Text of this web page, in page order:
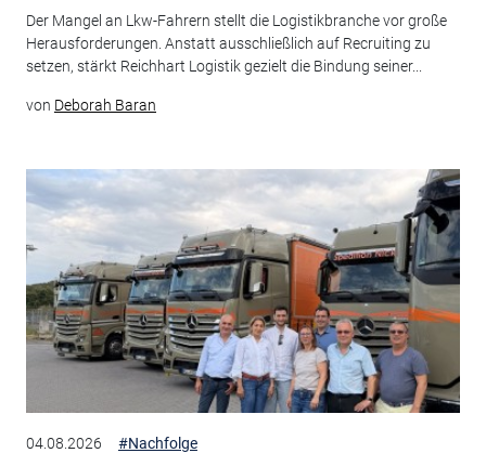
Der Mangel an Lkw-Fahrern stellt die Logistikbranche vor große
Herausforderungen. Anstatt ausschließlich auf Recruiting zu
setzen, stärkt Reichhart Logistik gezielt die Bindung seiner...
von Deborah Baran
04.08.2026 #Nachfolge